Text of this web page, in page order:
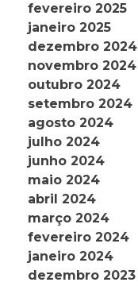
fevereiro 2025
janeiro 2025
dezembro 2024
novembro 2024
outubro 2024
setembro 2024
agosto 2024
julho 2024
junho 2024
maio 2024
abril 2024
março 2024
fevereiro 2024
janeiro 2024
dezembro 2023